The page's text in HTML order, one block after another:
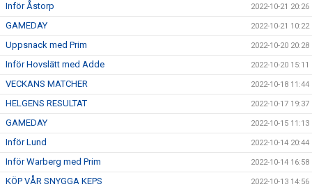
Inför Åstorp 2022-10-21 20:26
GAMEDAY 2022-10-21 10:22
Uppsnack med Prim 2022-10-20 20:28
Inför Hovslätt med Adde 2022-10-20 15:11
VECKANS MATCHER 2022-10-18 11:44
HELGENS RESULTAT 2022-10-17 19:37
GAMEDAY 2022-10-15 11:13
Inför Lund 2022-10-14 20:44
Inför Warberg med Prim 2022-10-14 16:58
KÖP VÅR SNYGGA KEPS 2022-10-13 14:56